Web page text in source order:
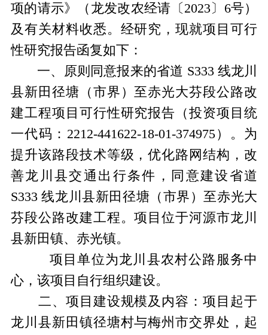
项的请示》（龙发改农经请〔 2023 〕 6号）
及有关材料收悉。经研究，现就项目可行
性研究报告函复如下：
一、原则同意报来的省道 S333 线龙川
县新田径塘（市界）至赤光大芬段公路改
建工程项目可行性研究报告（投资项目统
一代码： 2212-441622-18-01-374975）。为
提升该路段技术等级，优化路网结构，改
善龙川县交通出行条件，同意建设省道
S333线龙川县新田径塘（市界）至赤光大
芬段公路改建工程。项目位于河源市龙川
县新田镇、赤光镇。
项目单位为龙川县农村公路服务中
心，该项目自行组织建设。
二、项目建设规模及内容：项目起于
龙川县新田镇径塘村与梅州市交界处，起